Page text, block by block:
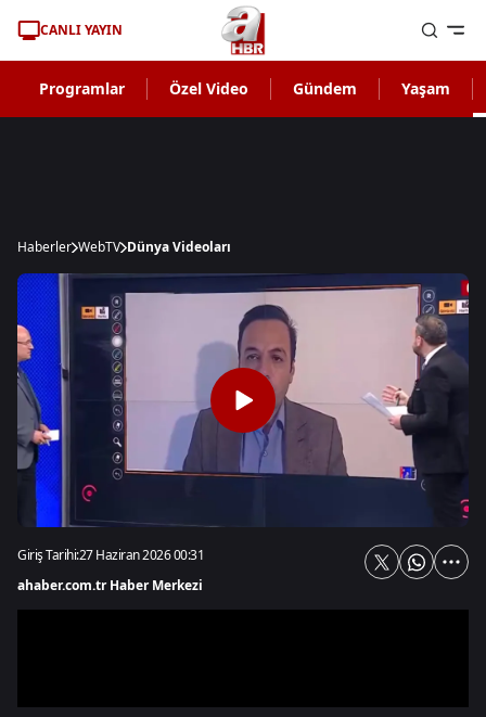
CANLI YAYIN
Programlar Özel Video Gündem Yaşam
Haberler WebTV Dünya Videoları
Giriş Tarihi:27 Haziran 2026 00:31
ahaber.com.tr Haber Merkezi